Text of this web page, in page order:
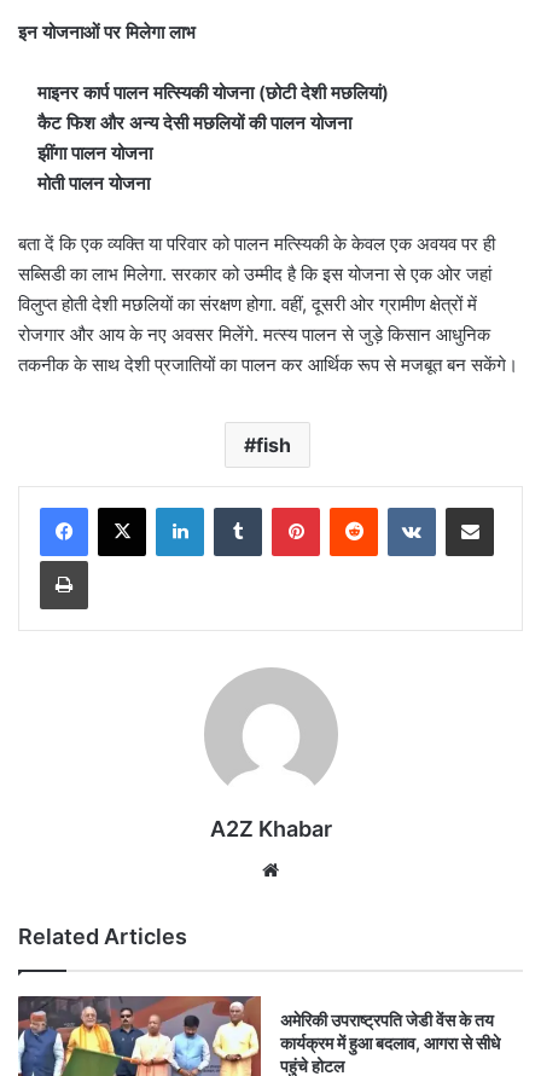
इन योजनाओं पर मिलेगा लाभ
माइनर कार्प पालन मत्स्यिकी योजना (छोटी देशी मछलियां)
कैट फिश और अन्य देसी मछलियों की पालन योजना
झींगा पालन योजना
मोती पालन योजना
बता दें कि एक व्यक्ति या परिवार को पालन मत्स्यिकी के केवल एक अवयव पर ही
सब्सिडी का लाभ मिलेगा. सरकार को उम्मीद है कि इस योजना से एक ओर जहां
विलुप्त होती देशी मछलियों का संरक्षण होगा. वहीं, दूसरी ओर ग्रामीण क्षेत्रों में
रोजगार और आय के नए अवसर मिलेंगे. मत्स्य पालन से जुड़े किसान आधुनिक
तकनीक के साथ देशी प्रजातियों का पालन कर आर्थिक रूप से मजबूत बन सकेंगे।
fish
LinkedInTumblr PinterestReddit VKontakteShare via Email
Print
A2Z Khabar
Related Articles
अमेरिकी उपराष्ट्रपति जेडी वेंस के तय
कार्यक्रम में हुआ बदलाव, आगरा से सीधे
पहुंचे होटल